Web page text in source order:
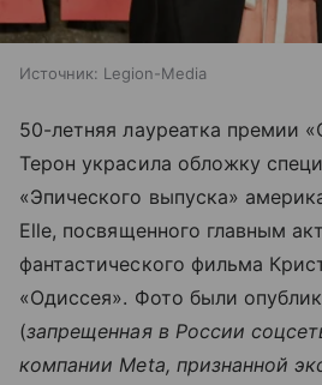
Источник: Legion-Media
50-летняя лауреатка премии
Терон украсила обложку
«Эпического выпуска»
Elle, посвященного главным
фантастического фильма
«Одиссея». Фото были
(запрещенная в России
компании Meta, признанной